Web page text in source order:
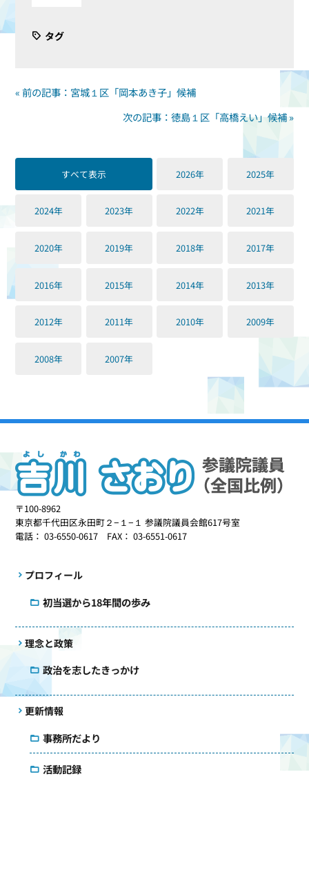
タグ
« 前の記事：宮城１区「岡本あき子」候補
次の記事：徳島１区「高橋えい」候補 »
すべて表示 2026年 2025年
2024年 2023年 2022年 2021年
2020年 2019年 2018年 2017年
2016年 2015年 2014年 2013年
2012年 2011年 2010年 2009年
2008年 2007年
〒100-8962
東京都千代田区永田町２−１−１ 参議院議員会館617号室
電話： 03-6550-0617 FAX： 03-6551-0617
プロフィール
初当選から18年間の歩み
理念と政策
政治を志したきっかけ
更新情報
事務所だより
活動記録